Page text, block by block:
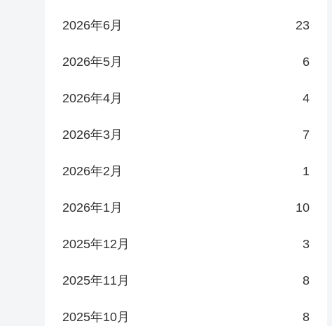
2026年6月 23
2026年5月 6
2026年4月 4
2026年3月 7
2026年2月 1
2026年1月 10
2025年12月 3
2025年11月 8
2025年10月 8